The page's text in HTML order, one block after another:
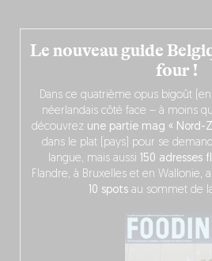
Le nouveau guide
four !
Dans ce quatrième opus bigoût
néerlandais côté face – à moins
découvrez une partie mag « Nord-
dans le plat (pays) pour se
langue, mais aussi 150 adresses
Flandre, à Bruxelles et en Wallonie,
10 spots au sommet de